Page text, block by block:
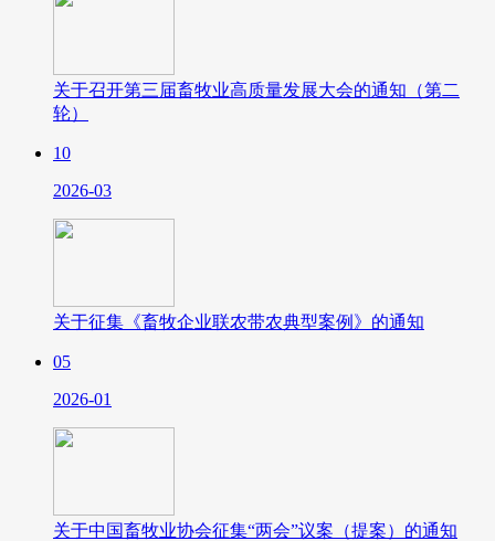
关于召开第三届畜牧业高质量发展大会的通知（第二
轮）
10
2026-03
关于征集《畜牧企业联农带农典型案例》的通知
05
2026-01
关于中国畜牧业协会征集“两会”议案（提案）的通知